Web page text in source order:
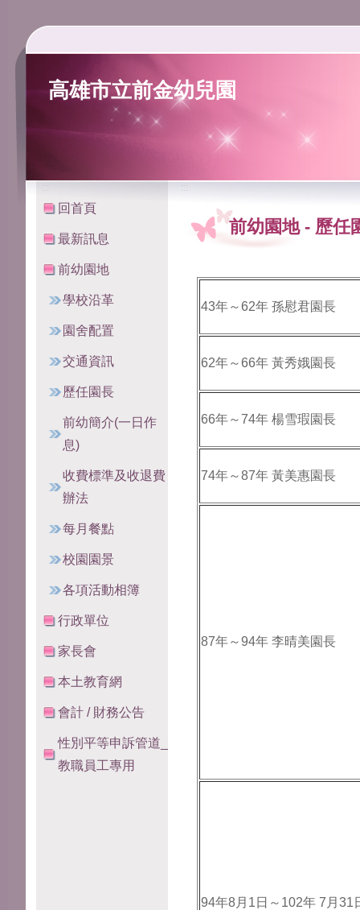
高雄市立前金幼兒園
:::
回首頁
最新訊息
前幼園地
學校沿革
園舍配置
交通資訊
歷任園長
前幼簡介(一日作
息)
收費標準及收退費
辦法
每月餐點
校園園景
各項活動相簿
行政單位
家長會
本土教育網
會計 / 財務公告
性別平等申訴管道_
教職員工專用
:::
前幼園地- 歷任
43年～62年 孫慰君園長
62年～66年 黃秀娥園長
66年～74年 楊雪瑕園長
74年～87年 黃美惠園長
87年～94年 李晴美園長
94年8月1日～102年 7月31